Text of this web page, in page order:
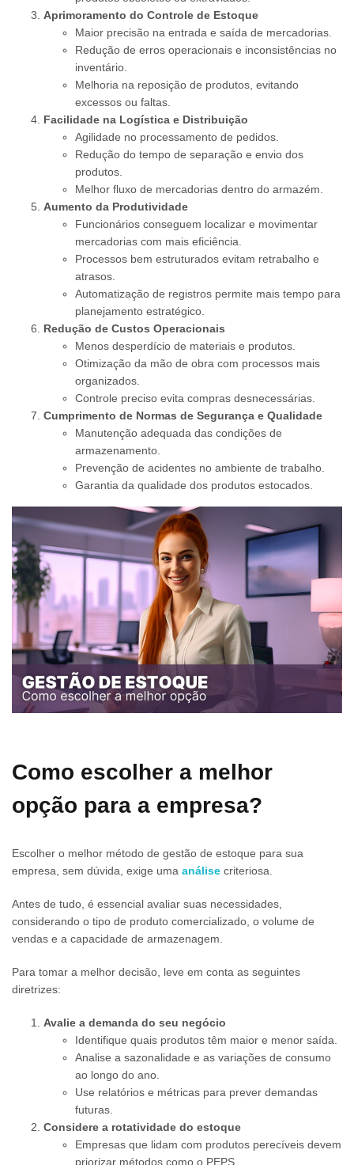
Aprimoramento do Controle de Estoque
Maior precisão na entrada e saída de mercadorias.
Redução de erros operacionais e inconsistências no
inventário.
Melhoria na reposição de produtos, evitando
excessos ou faltas.
Facilidade na Logística e Distribuição
Agilidade no processamento de pedidos.
Redução do tempo de separação e envio dos
produtos.
Melhor fluxo de mercadorias dentro do armazém.
Aumento da Produtividade
Funcionários conseguem localizar e movimentar
mercadorias com mais eficiência.
Processos bem estruturados evitam retrabalho e
atrasos.
Automatização de registros permite mais tempo para
planejamento estratégico.
Redução de Custos Operacionais
Menos desperdício de materiais e produtos.
Otimização da mão de obra com processos mais
organizados.
Controle preciso evita compras desnecessárias.
Cumprimento de Normas de Segurança e Qualidade
Manutenção adequada das condições de
armazenamento.
Prevenção de acidentes no ambiente de trabalho.
Garantia da qualidade dos produtos estocados.
Como escolher a melhor
opção para a empresa?
Escolher o melhor método de gestão de estoque para sua
empresa, sem dúvida, exige uma análise criteriosa.
Antes de tudo, é essencial avaliar suas necessidades,
considerando o tipo de produto comercializado, o volume de
vendas e a capacidade de armazenagem.
Para tomar a melhor decisão, leve em conta as seguintes
diretrizes:
Avalie a demanda do seu negócio
Identifique quais produtos têm maior e menor saída.
Analise a sazonalidade e as variações de consumo
ao longo do ano.
Use relatórios e métricas para prever demandas
futuras.
Considere a rotatividade do estoque
Empresas que lidam com produtos perecíveis devem
priorizar métodos como o PEPS.